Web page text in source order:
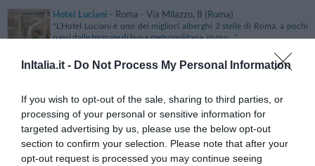
InItalia.it - Do Not Process My Personal Information
If you wish to opt-out of the sale, sharing to third parties, or
processing of your personal or sensitive information for
targeted advertising by us, please use the below opt-out
section to confirm your selection. Please note that after your
opt-out request is processed you may continue seeing
Hotel Luciani - Roma - Via Milazzo, 8 (Roma)
"L’Hotel Luciani è uno dei migliori alberghi 2 stelle di Roma, a pochi
passi dalle fermate di bus e metropolitana, in pro..."
Hotel Lucrezia Borgia- Ferrara - Via Franchi Bononi, 34
residenziale, in posizione strategica rispetto agli svinc..."
Hotel Ludovisi Palace- Roma - Via Ludovisi, 43 (Roma)
"L'Hotel Ludovisi Palace sorge a Roma in una strada tranquilla nelle
vicinanze dell'elegante via Veneto e a 5 minuti a pi..."